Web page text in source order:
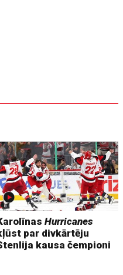
Hurricanes
par divkārtēju
kausa čempioni